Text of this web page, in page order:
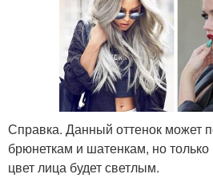
Справка. Данный оттенок может
брюнеткам и шатенкам, но только
цвет лица будет светлым.